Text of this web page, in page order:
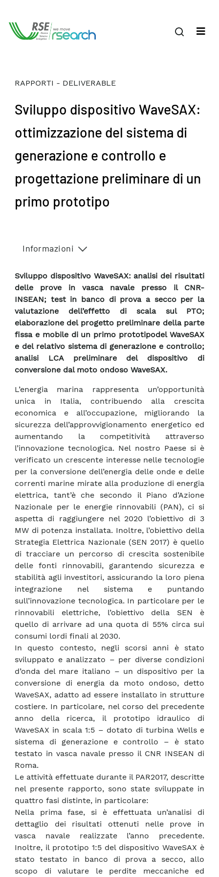
RAPPORTI - DELIVERABLE
Sviluppo dispositivo WaveSAX:
ottimizzazione del sistema di
generazione e controllo e
progettazione preliminare di un
primo prototipo
Informazioni
Sviluppo dispositivo WaveSAX: analisi dei risultati
delle prove in vasca navale presso il CNR-
INSEAN; test in banco di prova a secco per la
valutazione dell’effetto di scala sul PTO;
elaborazione del progetto preliminare della parte
fissa e mobile di un primo prototipodel WaveSAX
e del relativo sistema di generazione e controllo;
analisi LCA preliminare del dispositivo di
conversione dal moto ondoso WaveSAX.
L’energia marina rappresenta un’opportunità
unica in Italia, contribuendo alla crescita
economica e all’occupazione, migliorando la
sicurezza dell’approvvigionamento energetico ed
aumentando la competitività attraverso
l’innovazione tecnologica. Nel nostro Paese si è
verificato un crescente interesse nelle tecnologie
per la conversione dell’energia delle onde e delle
correnti marine mirate alla produzione di energia
elettrica, tant’è che secondo il Piano d’Azione
Nazionale per le energie rinnovabili (PAN), ci si
aspetta di raggiungere nel 2020 l’obiettivo di 3
MW di potenza installata. Inoltre, l’obiettivo della
Strategia Elettrica Nazionale (SEN 2017) è quello
di tracciare un percorso di crescita sostenibile
delle fonti rinnovabili, garantendo sicurezza e
stabilità agli investitori, assicurando la loro piena
integrazione nel sistema e puntando
sull’innovazione tecnologica. In particolare per le
rinnovabili elettriche, l’obiettivo della SEN è
quello di arrivare ad una quota di 55% circa sui
consumi lordi finali al 2030.
In questo contesto, negli scorsi anni è stato
sviluppato e analizzato – per diverse condizioni
d’onda del mare italiano – un dispositivo per la
conversione di energia da moto ondoso, detto
WaveSAX, adatto ad essere installato in strutture
costiere. In particolare, nel corso del precedente
anno della ricerca, il prototipo idraulico di
WaveSAX in scala 1:5 – dotato di turbina Wells e
sistema di generazione e controllo – è stato
testato in vasca navale presso il CNR INSEAN di
Roma.
Le attività effettuate durante il PAR2017, descritte
nel presente rapporto, sono state sviluppate in
quattro fasi distinte, in particolare:
Nella prima fase, si è effettuata un’analisi di
dettaglio dei risultati ottenuti nelle prove in
vasca navale realizzate l’anno precedente.
Inoltre, il prototipo 1:5 del dispositivo WaveSAX è
stato testato in banco di prova a secco, allo
scopo di valutare le perdite meccaniche ed